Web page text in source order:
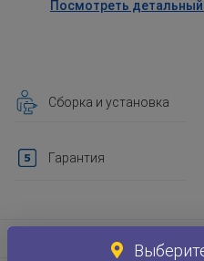
Посмотреть детальный
Сборка и установка
Гарантия